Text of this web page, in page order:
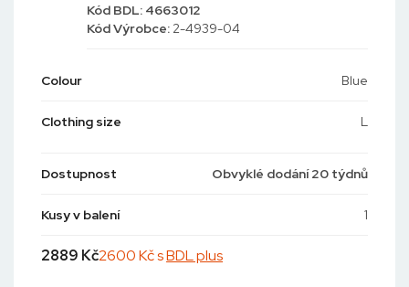
Kód BDL: 4663012
KódVýrobce: 2-4939-04
Colour Blue
Clothing size L
Dostupnost Obvyklé dodání 20 týdnů
Kusy v balení 1
2889 Kč2600 Kč sBDL plus